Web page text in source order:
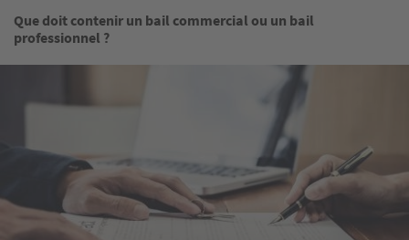
Que doit contenir un bail commercial ou un bail
professionnel ?